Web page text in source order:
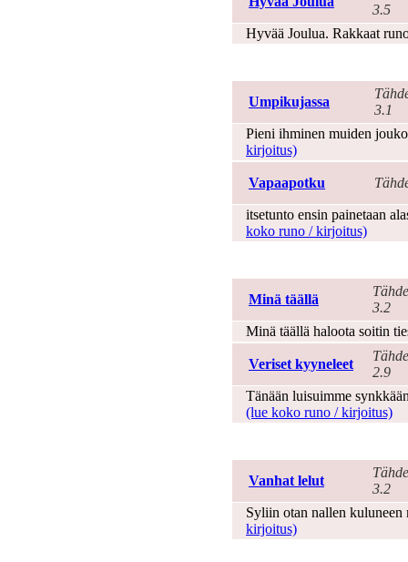
3.5
Hyvää Joulua. Rakkaat
Umpikujassa
3.1
Pieni ihminen muiden
kirjoitus)
Vapaapotku
itsetunto ensin painetaan
koko runo / kirjoitus)
Minä täällä
3.2
Minä täällä haloota soitin
Veriset kyyneleet
2.9
Tänään luisuimme
(lue koko runo / kirjoitus)
Vanhat lelut
3.2
Syliin otan nallen kuluneen
kirjoitus)